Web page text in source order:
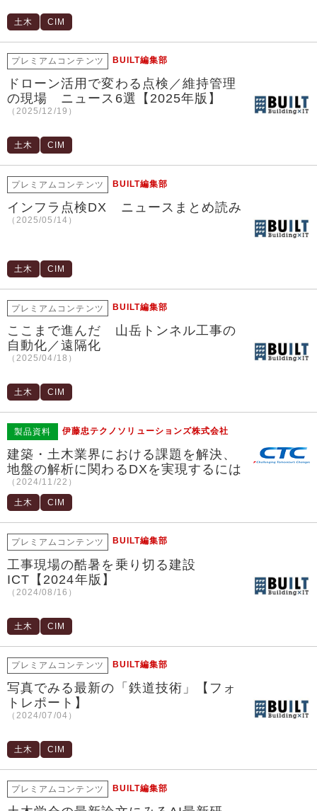
土木 CIM
プレミアムコンテンツ BUILT編集部
ドローン活用で変わる点検／維持管理
の現場 ニュース6選【2025年版】
（2025/12/19）
土木 CIM
プレミアムコンテンツ BUILT編集部
インフラ点検DX ニュースまとめ読み
（2025/05/14）
土木 CIM
プレミアムコンテンツ BUILT編集部
ここまで進んだ 山岳トンネル工事の
自動化／遠隔化
（2025/04/18）
土木 CIM
製品資料 伊藤忠テクノソリューションズ株式会社
建築・土木業界における課題を解決、
地盤の解析に関わるDXを実現するには
（2024/11/22）
土木 CIM
プレミアムコンテンツ BUILT編集部
工事現場の酷暑を乗り切る建設
ICT【2024年版】
（2024/08/16）
土木 CIM
プレミアムコンテンツ BUILT編集部
写真でみる最新の「鉄道技術」【フォ
トレポート】
（2024/07/04）
土木 CIM
プレミアムコンテンツ BUILT編集部